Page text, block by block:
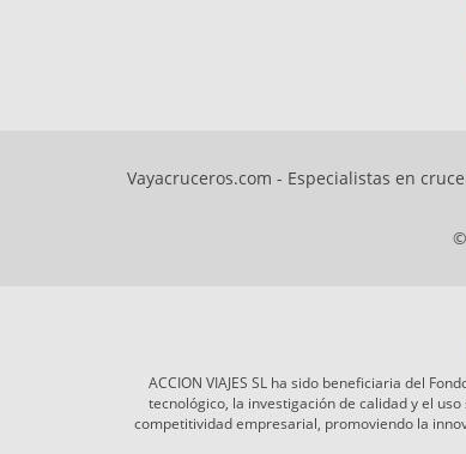
Vayacruceros.com - Especialistas en
ACCION VIAJES SL ha sido beneficiaria del
tecnológico, la investigación de calidad y el
competitividad empresarial, promoviendo la